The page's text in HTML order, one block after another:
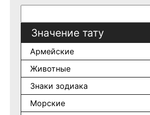
Значение тату
Армейские
Животные
Знаки зодиака
Морские